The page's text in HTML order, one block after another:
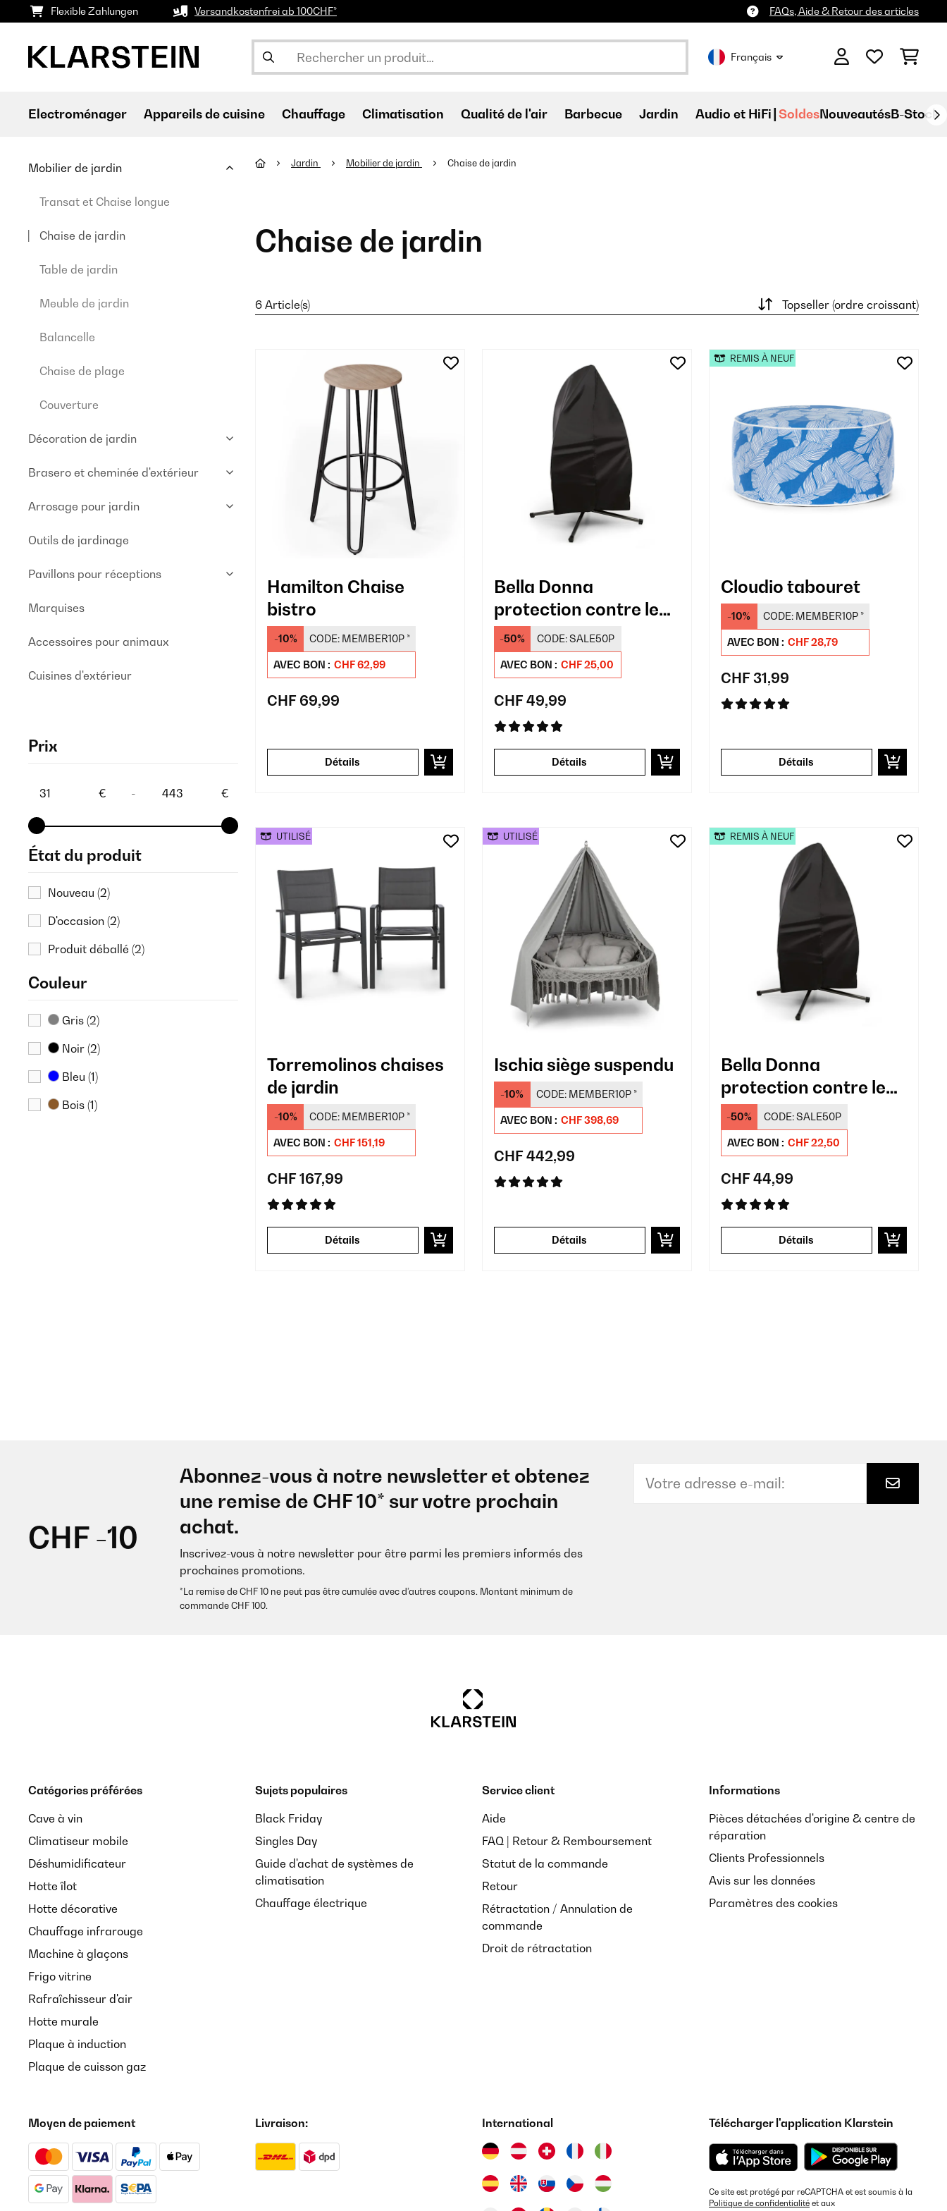
Flexible Zahlungen Versandkostenfrei ab 100CHF* FAQs, Aide & Retour des articles
Français
Electroménager Appareils de cuisine Chauffage Climatisation Qualité de l'air Barbecue Jardin Audio et HiFi SoldesNouveautésB-Stock
Mobilier de jardin
Transat et Chaise longue
Chaise de jardin
Table de jardin
Meuble de jardin
Balancelle
Chaise de plage
Couverture
Décoration de jardin
Brasero et cheminée d'extérieur
Arrosage pour jardin
Outils de jardinage
Pavillons pour réceptions
Marquises
Accessoires pour animaux
Cuisines d'extérieur
Prix
€ - €
État du produit
Nouveau (2)
D'occasion (2)
Produit déballé (2)
Couleur
Gris (2)
Noir (2)
Bleu (1)
Bois (1)
Jardin Mobilier de jardin Chaise de jardin
Chaise de jardin
6 Article(s) Topseller (ordre croissant)
Hamilton Chaise
bistro
-10% CODE: MEMBER10P *
AVEC BON : CHF 62,99
CHF 69,99
Détails
Bella Donna
protection contre les
intempéries
-50% CODE: SALE50P
AVEC BON : CHF 25,00
CHF 49,99
Détails
Cloudio tabouret
-10% CODE: MEMBER10P*
AVEC BON : CHF 28,79
CHF 31,99
Détails
REMIS À NEUF
Torremolinos chaises
de jardin
-10% CODE: MEMBER10P *
AVEC BON : CHF 151,19
CHF 167,99
Détails
UTILISÉ
Ischia siège suspendu
-10% CODE: MEMBER10P*
AVEC BON : CHF 398,69
CHF 442,99
Détails
UTILISÉ
Bella Donna
protection contre les
intempéries
-50% CODE:SALE50P
AVEC BON : CHF 22,50
CHF 44,99
Détails
REMIS À NEUF
CHF -10
Abonnez-vous à notre newsletter et obtenez
une remise de CHF 10* sur votre prochain
achat.
Inscrivez-vous à notre newsletter pour être parmi les premiers informés des
prochaines promotions.
*La remise de CHF 10 ne peut pas être cumulée avec d’autres coupons. Montant minimum de
commande CHF 100.
Catégories préférées
Cave à vin
Climatiseur mobile
Déshumidificateur
Hotte îlot
Hotte décorative
Chauffage infrarouge
Machine à glaçons
Frigo vitrine
Rafraîchisseur d'air
Hotte murale
Plaque à induction
Plaque de cuisson gaz
Sujets populaires
Black Friday
Singles Day
Guide d'achat de systèmes de
climatisation
Chauffage électrique
Service client
Aide
FAQ | Retour & Remboursement
Statut de la commande
Retour
Rétractation / Annulation de
commande
Droit de rétractation
Informations
Pièces détachées d'origine & centre de
réparation
Clients Professionnels
Avis sur les données
Paramètres des cookies
Moyen de paiement Livraison: International Télécharger l'application Klarstein
Ce site est protégé par reCAPTCHA et est soumis à la
Politique de confidentialité et aux